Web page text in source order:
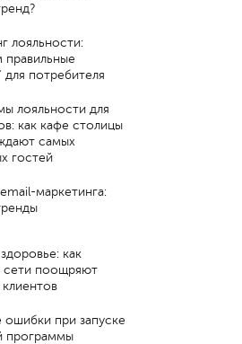
лояльности:
правильные
для потребителя
лояльности для
как кафе столицы
самых
гостей
маркетинга:
как
сети поощряют
ошибки при запуске
программы